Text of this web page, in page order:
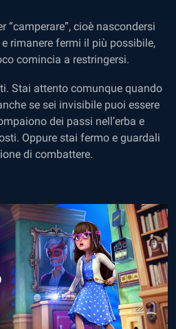
“camperare”, cioè nascondersi
rimanere fermi il più possibile,
comincia a restringersi.
Stai attento comunque quando
se sei invisibile puoi essere
dei passi nell’erba e
Oppure stai fermo e guardali
di combattere.